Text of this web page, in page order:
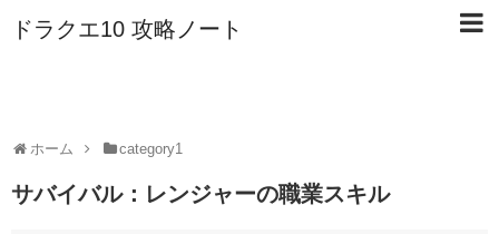
ドラクエ10 攻略ノート
ホーム category1
サバイバル：レンジャーの職業スキル